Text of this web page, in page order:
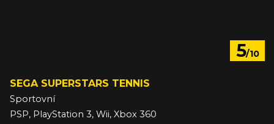
5/10
SEGA SUPERSTARS TENNIS
Sportovní
PSP, PlayStation 3, Wii, Xbox 360